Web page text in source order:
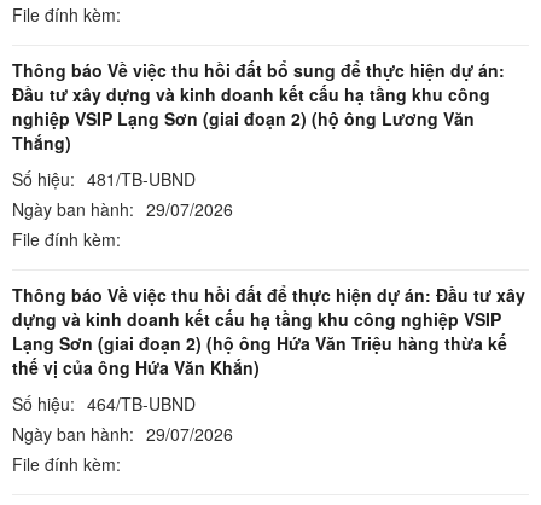
File đính kèm:
Thông báo Về việc thu hồi đất bổ sung để thực hiện dự án:
Đầu tư xây dựng và kinh doanh kết cấu hạ tầng khu công
nghiệp VSIP Lạng Sơn (giai đoạn 2) (hộ ông Lương Văn
Thắng)
Số hiệu: 481/TB-UBND
Ngày ban hành: 29/07/2026
File đính kèm:
Thông báo Về việc thu hồi đất để thực hiện dự án: Đầu tư xây
dựng và kinh doanh kết cấu hạ tầng khu công nghiệp VSIP
Lạng Sơn (giai đoạn 2) (hộ ông Hứa Văn Triệu hàng thừa kế
thế vị của ông Hứa Văn Khắn)
Số hiệu: 464/TB-UBND
Ngày ban hành: 29/07/2026
File đính kèm: